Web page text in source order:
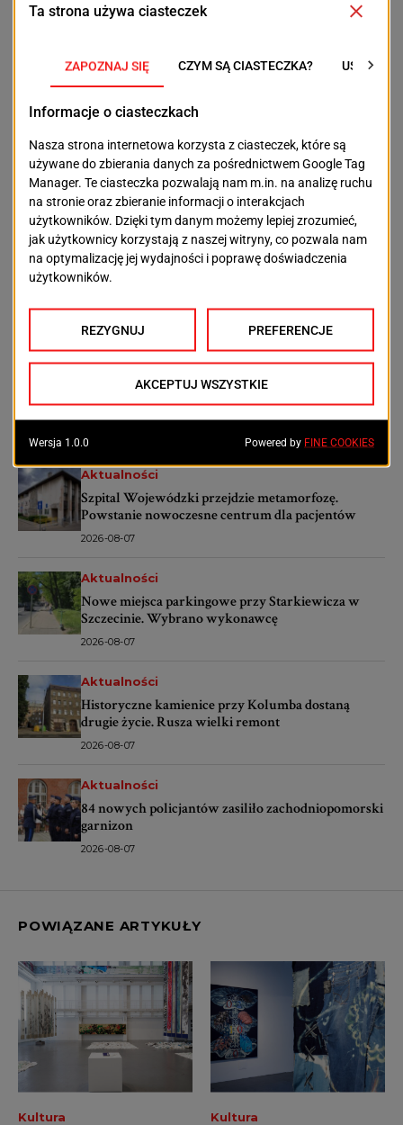
do pełnych światła i koloru pejzaży Moneta oraz
Połączenie obrazu, muzyki i ruchu sprawia, że trudno
mówić tu o zwykłej wystawie. To bardziej
multimedialny spektakl, który angażuje wszystkie
Organizatorzy przypominają, że Immersive KLIMT &
MONET będzie dostępne w Szczecinie tylko do 26
lipca 2026 roku. Wystawa odbywa się w DIGITAL ART
CENTER przy ul. Twardowskiego 5.
POPRZEDNI TEKST
Szczecin stanie się
stolicą polskiego
badmintona
NASTĘPNY TEKST
W niedzielę duże
utrudnienia w
Policach. Zmiany w
kursowaniu
OSTATNIE ARTYKUŁY
Aktualności
Szpital Wojewódzki przejdzie metamorfozę.
Powstanie nowoczesne centrum dla pacjentów
2026-08-07
Aktualności
Nowe miejsca parkingowe przy Starkiewicza w
Szczecinie. Wybrano wykonawcę
2026-08-07
Aktualności
Historyczne kamienice przy Kolumba dostaną
drugie życie. Rusza wielki remont
2026-08-07
Aktualności
84 nowych policjantów zasiliło zachodniopomorski
garnizon
2026-08-07
POWIĄZANE ARTYKUŁY
Kultura Kultura